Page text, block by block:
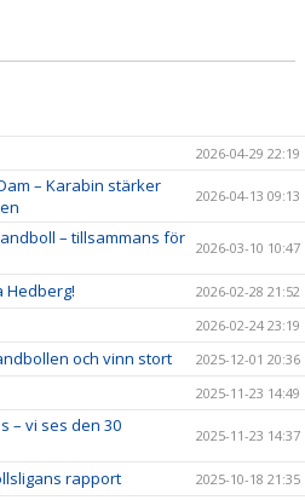
2026-04-29 22:19
– Karabin stärker
2026-04-13 09:13
– tillsammans för 2026-03-10 10:47
Hedberg! 2026-02-28 21:52
2026-02-24 23:19
och vinn stort 2025-12-01 20:36
2025-11-23 14:49
– vi ses den 30
2025-11-23 14:37
rapport 2025-10-18 21:35